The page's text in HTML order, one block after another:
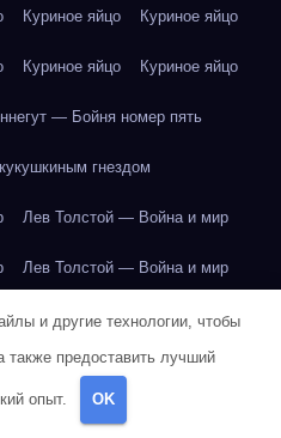
Куриное яйцо Куриное яйцо
Куриное яйцо Куриное яйцо
— Бойня номер пять
гнездом
Лев Толстой — Война и мир
Лев Толстой — Война и мир
Лев Толстой — Война и мир
Лев Толстой — Война и мир
Лев Толстой — Война и мир
и другие технологии, чтобы
также предоставить лучший
опыт. OK